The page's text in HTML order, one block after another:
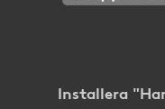
Installera